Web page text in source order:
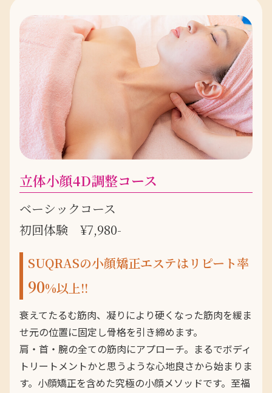
立体小顔4D調整コース
ベーシックコース
初回体験 ¥7,980-
SUQRASの小顔矯正エステはリピート率
90%以上!!
衰えてたるむ筋肉、凝りにより硬くなった筋肉を緩ま
せ元の位置に固定し骨格を引き締めます。
肩・首・腕の全ての筋肉にアプローチ。まるでボディ
トリートメントかと思うような心地良さから始まりま
す。小顔矯正を含めた究極の小顔メソッドです。至福